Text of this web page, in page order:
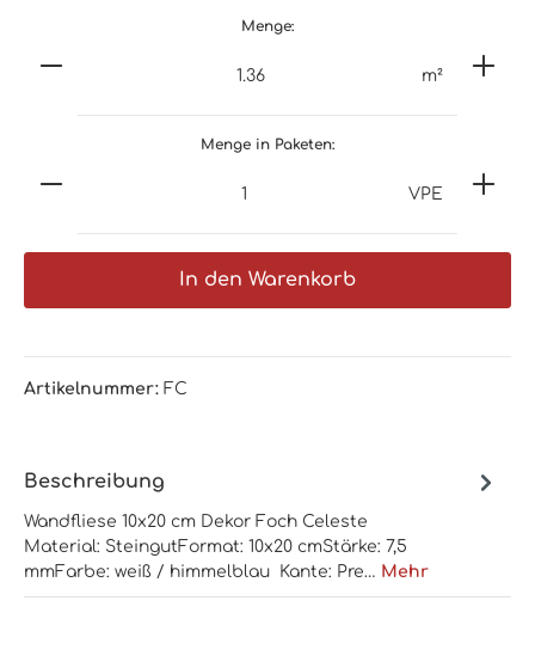
Menge:
m²
Menge in Paketen:
VPE
In den Warenkorb
Artikelnummer: FC
Beschreibung
Wandfliese 10x20 cm Dekor Foch Celeste
Material: SteingutFormat: 10x20 cmStärke: 7,5
mmFarbe: weiß / himmelblau Kante: Pre… Mehr